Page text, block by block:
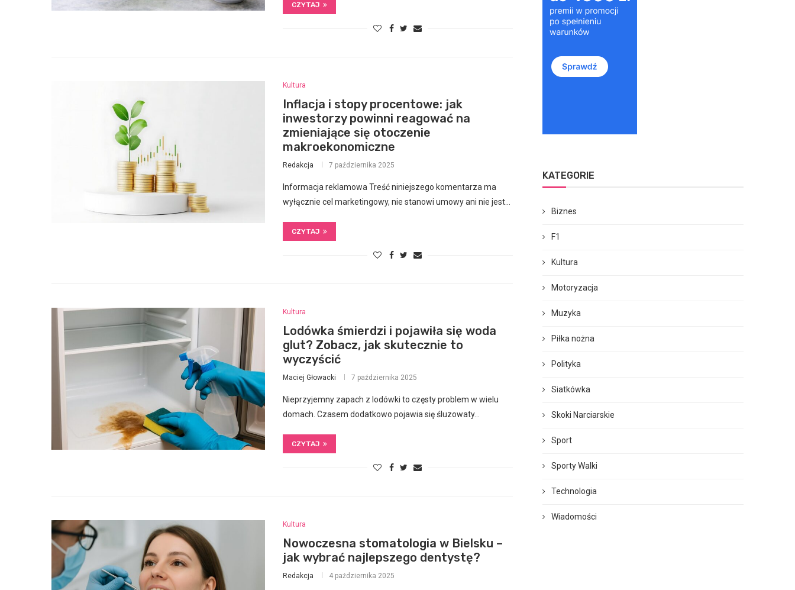
CZYTAJ
Kultura
Inflacja i stopy procentowe: jak
inwestorzy powinni reagować na
zmieniające się otoczenie
makroekonomiczne
Redakcja 7 października 2025
Informacja reklamowa Treść niniejszego komentarza ma
wyłącznie cel marketingowy, nie stanowi umowy ani nie jest…
CZYTAJ
Kultura
Lodówka śmierdzi i pojawiła się woda
glut? Zobacz, jak skutecznie to
wyczyścić
Maciej Głowacki 7 października 2025
Nieprzyjemny zapach z lodówki to częsty problem w wielu
domach. Czasem dodatkowo pojawia się śluzowaty…
CZYTAJ
Kultura
Nowoczesna stomatologia w Bielsku –
jak wybrać najlepszego dentystę?
Redakcja 4 października 2025
KATEGORIE
Biznes
F1
Kultura
Motoryzacja
Muzyka
Piłka nożna
Polityka
Siatkówka
Skoki Narciarskie
Sport
Sporty Walki
Technologia
Wiadomości